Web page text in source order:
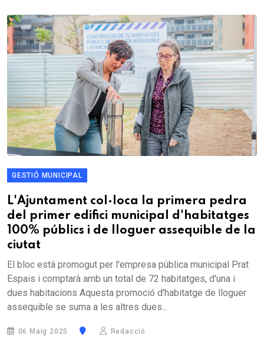
GESTIÓ MUNICIPAL
L'Ajuntament col·loca la primera pedra
del primer edifici municipal d'habitatges
100% públics i de lloguer assequible de la
ciutat
El bloc està promogut per l'empresa pública municipal Prat
Espais i comptarà amb un total de 72 habitatges, d'una i
dues habitacions Aquesta promoció d'habitatge de lloguer
assequible se suma a les altres dues...
06 Maig 2025 Redacció